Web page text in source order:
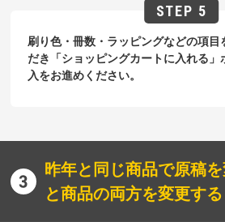
刷り色・冊数・ラッピングなどの項目
だき「ショッピングカートに入れる
入をお進めください。
昨年と同じ商品で原稿
と商品の両方を変更する